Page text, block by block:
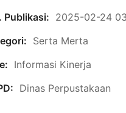
Publikasi:
2025-02-24
Serta Merta
Informasi Kinerja
Dinas Perpustakaan